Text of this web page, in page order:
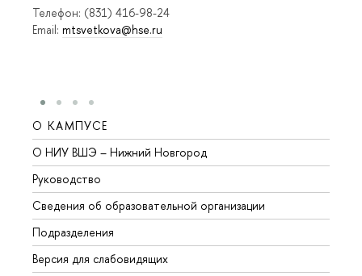
Телефон: (831) 416-98-24
Email: mtsvetkova@hse.ru
О КАМПУСЕ
О НИУ ВШЭ – Нижний Новгород
Руководство
Сведения об образовательной организации
Подразделения
Версия для слабовидящих